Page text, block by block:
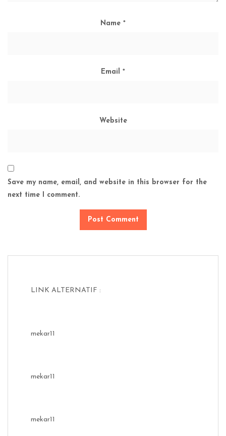
Name *
Email *
Website
Save my name, email, and website in this browser for the
next time I comment.
LINK ALTERNATIF :
mekar11
mekar11
mekar11